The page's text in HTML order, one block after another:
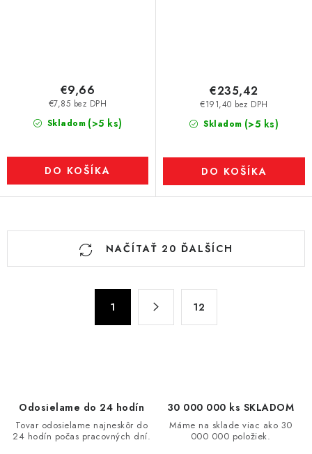
Skladom (>5 ks)
€7,85 bez DPH
€9,66
DO KOŠÍKA
Skladom (>5 ks)
€191,40 bez DPH
€235,42
DO KOŠÍKA
O
v
NAČÍTAŤ 20 ĎALŠÍCH
a
1 12
Odosielame do 24 hodín
Tovar odosielame najneskôr do
24 hodín počas pracovných dní.
30 000 000 ks SKLADOM
Máme na sklade viac ako 30
000 000 položiek.